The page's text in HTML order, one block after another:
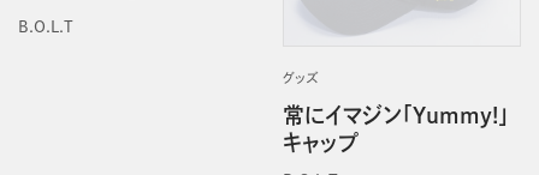
B.O.L.T
グッズ
常にイマジン「Yummy!」
キャップ